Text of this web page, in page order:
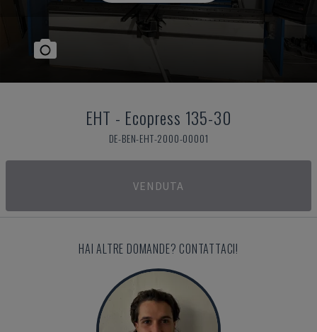
EHT - Ecopress 135-30
DE-BEN-EHT-2000-00001
VENDUTA
HAI ALTRE DOMANDE? CONTATTACI!